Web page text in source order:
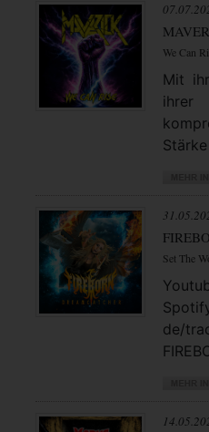
We Can
Mit
ihrer
Set The
de/